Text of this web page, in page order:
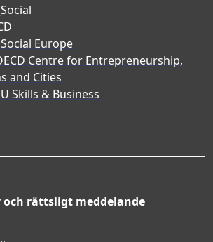
Europe
Centre for Entrepreneurship,
and Cities
Skills & Business
rättsligt meddelande